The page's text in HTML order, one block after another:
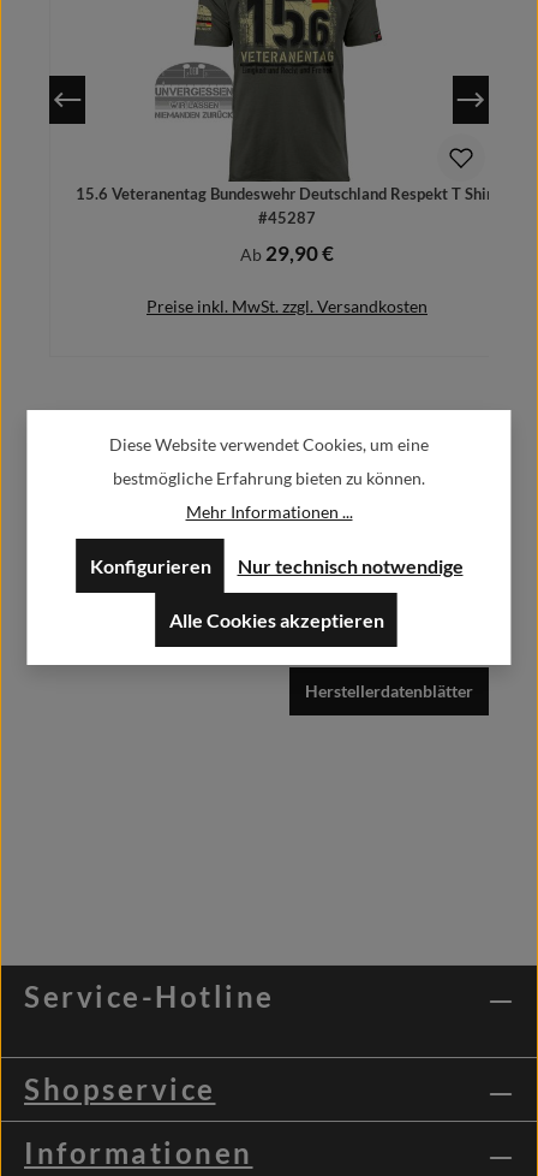
15.6 Veteranentag Bundeswehr Deutschland Respekt T Shirt
#45287
Regulärer Preis:
Ab 29,90 €
Preise inkl. MwSt. zzgl. Versandkosten
Alfa GmbH / Alfashirt
Weisweilerstr.20-22
info@alfashirt.de
Herstellerdatenblätter
Service-Hotline
Shopservice
Informationen
Diese Website verwendet Cookies, um eine
bestmögliche Erfahrung bieten zu können.
Mehr Informationen ...
Nur technisch notwendige
Konfigurieren
Alle Cookies akzeptieren